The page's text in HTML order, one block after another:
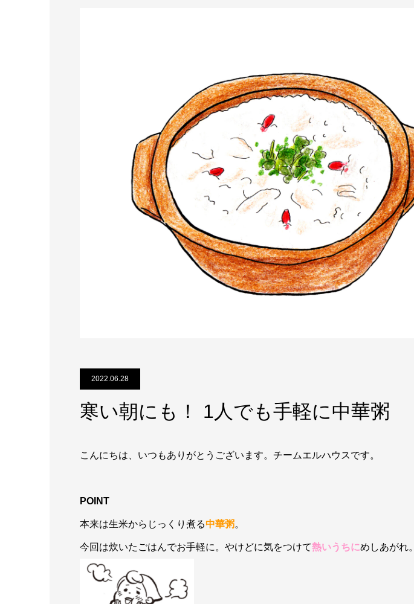
2022.06.28
寒い朝にも！ 1人でも手軽に中華粥
こんにちは、いつもありがとうございます。チームエルハウスです。
POINT
本来は生米からじっくり煮る中華粥。
今回は炊いたごはんでお手軽に。やけどに気をつけて熱いうちにめしあがれ。